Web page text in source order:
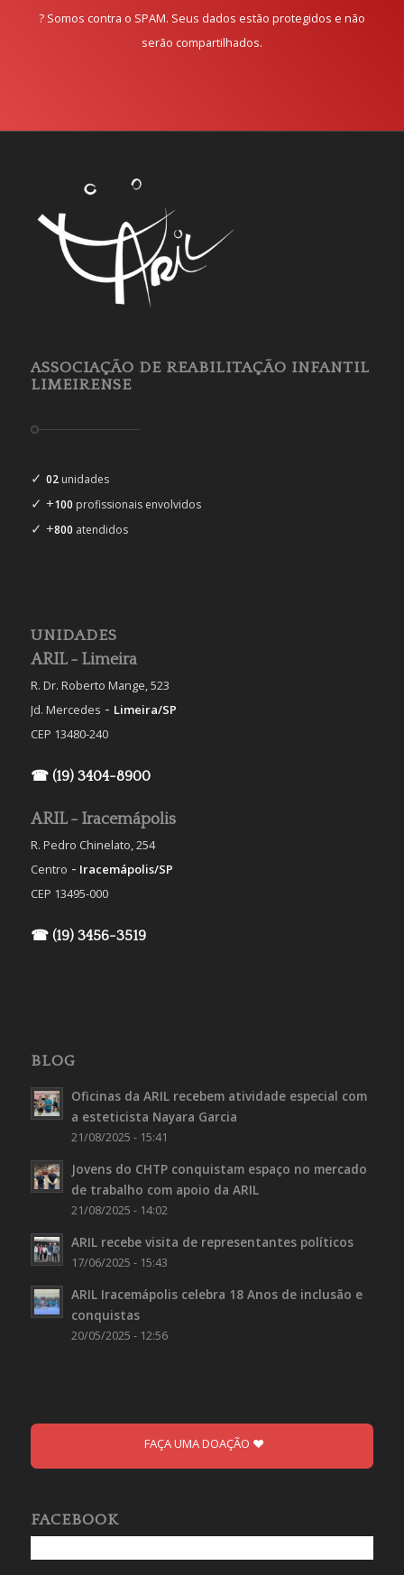
? Somos contra o SPAM. Seus dados estão protegidos e não
serão compartilhados.
ASSOCIAÇÃO DE REABILITAÇÃO INFANTIL
LIMEIRENSE
✓ 02unidades
✓ +100 profissionais envolvidos
✓ +800 atendidos
UNIDADES
ARIL - Limeira
R. Dr. Roberto Mange, 523
Jd. Mercedes - Limeira/SP
CEP 13480-240
☎ (19) 3404-8900
ARIL - Iracemápolis
R. Pedro Chinelato, 254
Centro - Iracemápolis/SP
CEP 13495-000
☎ (19) 3456-3519
BLOG
Oficinas da ARIL recebem atividade especial com
a esteticista Nayara Garcia
21/08/2025 - 15:41
Jovens do CHTP conquistam espaço no mercado
de trabalho com apoio da ARIL
21/08/2025 - 14:02
ARIL recebe visita de representantes políticos
17/06/2025 - 15:43
ARIL Iracemápolis celebra 18 Anos de inclusão e
conquistas
20/05/2025 - 12:56
FAÇA UMA DOAÇÃO
FACEBOOK